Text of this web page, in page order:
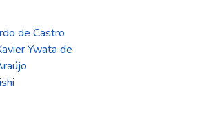
de Castro
Ywata de